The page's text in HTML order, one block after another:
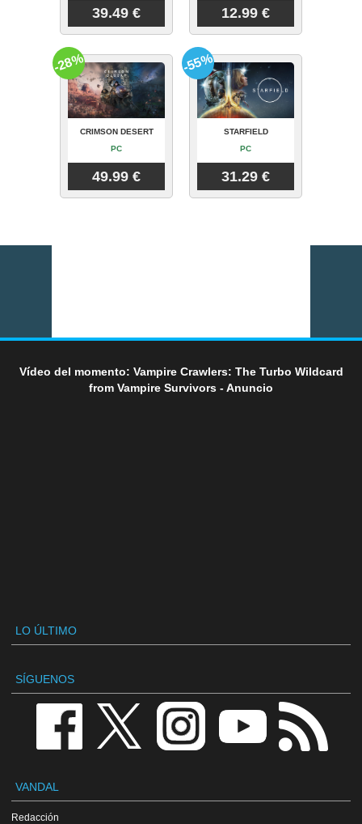
39.49 € 12.99 €
CRIMSON DESERT
PC
49.99 €
-28%
STARFIELD
PC
31.29 €
-55%
Vídeo del momento: Vampire Crawlers: The Turbo Wildcard
from Vampire Survivors - Anuncio
LO ÚLTIMO
SÍGUENOS
VANDAL
Redacción